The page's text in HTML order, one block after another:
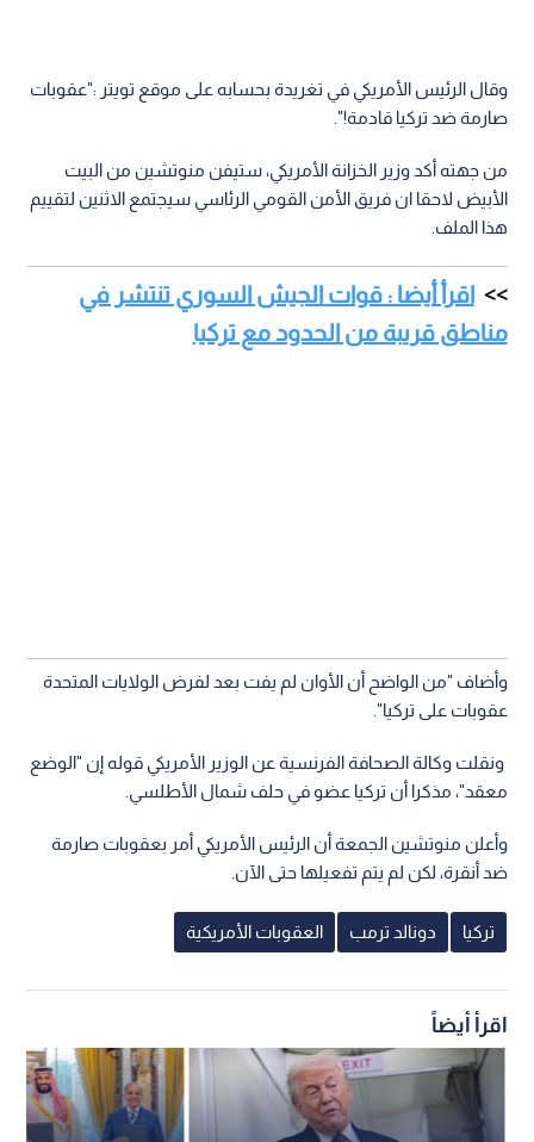
وقال الرئيس الأمريكي في تغريدة بحسابه على موقع تويتر :"عقوبات
صارمة ضد تركيا قادمة!".
من جهته أكد وزير الخزانة الأمريكي، ستيفن منوتشين من البيت
الأبيض لاحقا ان فريق الأمن القومي الرئاسي سيجتمع الاثنين لتقييم
هذا الملف.
اقرأ أيضا : قوات الجيش السوري تنتشر في
مناطق قريبة من الحدود مع تركيا
وأضاف "من الواضح أن الأوان لم يفت بعد لفرض الولايات المتحدة
عقوبات على تركيا".
ونقلت وكالة الصحافة الفرنسية عن الوزير الأمريكي قوله إن "الوضع
معقد"، مذكرا أن تركيا عضو في حلف شمال الأطلسي.
وأعلن منوتشين الجمعة أن الرئيس الأمريكي أمر بعقوبات صارمة
ضد أنقرة، لكن لم يتم تفعيلها حتى الآن.
تركيا دونالد ترمب العقوبات الأمريكية
اقرأ أيضاً